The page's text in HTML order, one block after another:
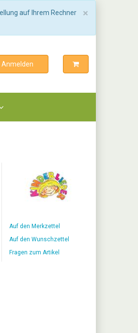
×
auf Ihrem Rechner
Anmelden
Auf den Merkzettel
Auf den Wunschzettel
Fragen zum Artikel